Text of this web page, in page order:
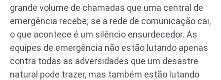
grande volume de chamadas que uma central de
emergência recebe; se a rede de comunicação cai,
o que acontece é um silêncio ensurdecedor. As
equipes de emergência não estão lutando apenas
contra todas as adversidades que um desastre
natural pode trazer, mas também estão lutando